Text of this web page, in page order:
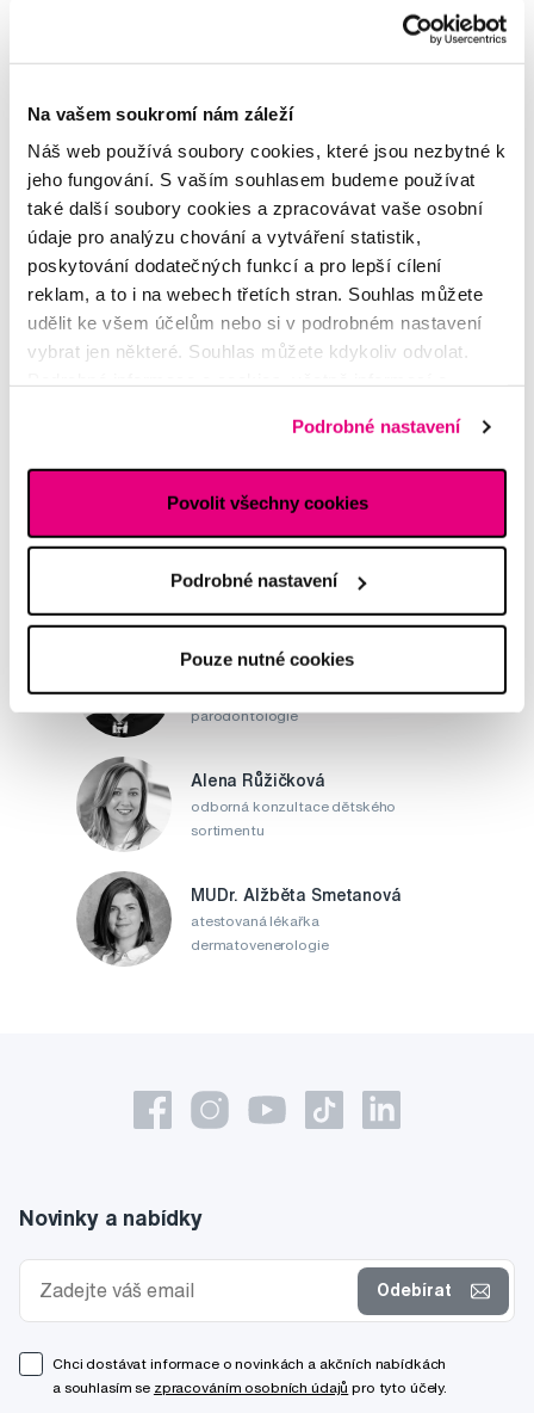
Na vašem soukromí nám záleží
Náš web používá soubory cookies, které jsou nezbytné k
jeho fungování. S vaším souhlasem budeme používat
také další soubory cookies a zpracovávat vaše osobní
údaje pro analýzu chování a vytváření statistik,
poskytování dodatečných funkcí a pro lepší cílení
reklam, a to i na webech třetích stran. Souhlas můžete
udělit ke všem účelům nebo si v podrobném nastavení
vybrat jen některé. Souhlas můžete kdykoliv odvolat.
Podrobné nastavení
Povolit všechny cookies
Podrobné nastavení
Pouze nutné cookies
Ústní sprcha: perfektní péče o mini
implantáty
Čeká vás aplikace implantátů a nasazení zubní protézy?
kapitola péče o ústní dutinu. Kdo v této fázi nepoleví, bude
mít zdravé pě...
Další dotazy a články najdete v naší poradně
nebo nám rovnounapište
Potřebujete poradit?
Napište našim odborníkům
MDDr. Tomáš Pražák
Odborná zubní konzultace –
parodontologie
Alena Růžičková
odborná konzultace dětského
sortimentu
MUDr. Alžběta Smetanová
atestovaná lékařka
dermatovenerologie
Novinky a nabídky
Odebírat
Chci dostávat informace o novinkách a akčních nabídkách
a souhlasím se zpracováním osobních údajů pro tyto účely.